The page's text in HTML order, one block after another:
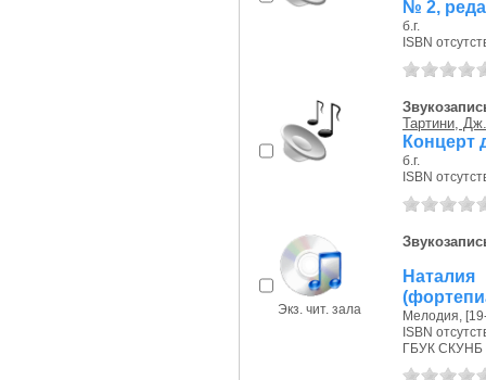
№ 2,
б.г.
ISBN
Тартини, Дж.
Концерт
б.г.
ISBN
Экз. чит. зала
Мелодия,
ISBN
ГБУК